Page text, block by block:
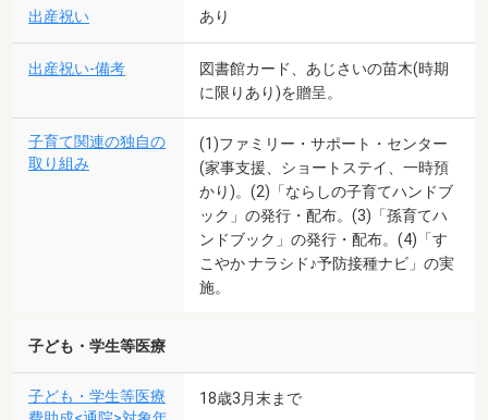
出産祝い あり
出産祝い-備考
図書館カード、あじさいの苗木(時期
に限りあり)を贈呈。
子育て関連の独自の
取り組み
(1)ファミリー・サポート・センター
(家事支援、ショートステイ、一時預
かり)。(2)「ならしの子育てハンドブ
ック」の発行・配布。(3)「孫育てハ
ンドブック」の発行・配布。(4)「す
こやか ナラシド♪予防接種ナビ」の実
施。
子ども・学生等医療
子ども・学生等医療
18歳3月末まで